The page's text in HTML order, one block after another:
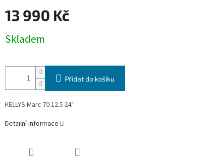
13 990 Kč
cena:
Skladem
Přidat do košíku
KELLYS Marc 70 12.5 24"
Detailní informace